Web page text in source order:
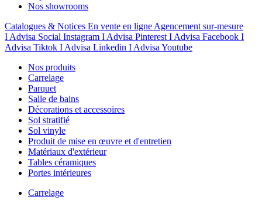
Nos showrooms
Catalogues & Notices En vente en ligne Agencement sur-mesure
I Advisa Social Instagram I Advisa Pinterest I Advisa Facebook I
Advisa Tiktok I Advisa Linkedin I Advisa Youtube
Nos produits
Carrelage
Parquet
Salle de bains
Décorations et accessoires
Sol stratifié
Sol vinyle
Produit de mise en œuvre et d'entretien
Matériaux d'extérieur
Tables céramiques
Portes intérieures
Carrelage